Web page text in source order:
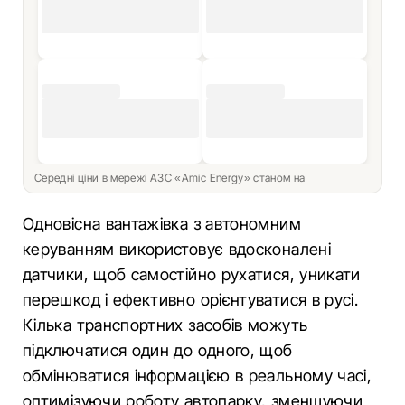
Середні ціни в мережі АЗС «Amic Energy» станом на
Одновісна вантажівка з автономним
керуванням використовує вдосконалені
датчики, щоб самостійно рухатися, уникати
перешкод і ефективно орієнтуватися в русі.
Кілька транспортних засобів можуть
підключатися один до одного, щоб
обмінюватися інформацією в реальному часі,
оптимізуючи роботу автопарку, зменшуючи